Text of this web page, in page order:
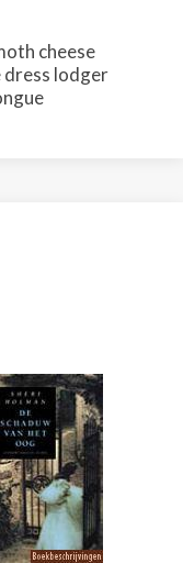
cheese
dress lodger